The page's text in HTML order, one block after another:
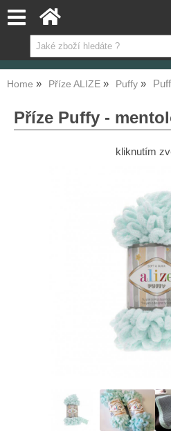
Home Příze ALIZE Puffy
Příze Puffy -
kliknutím